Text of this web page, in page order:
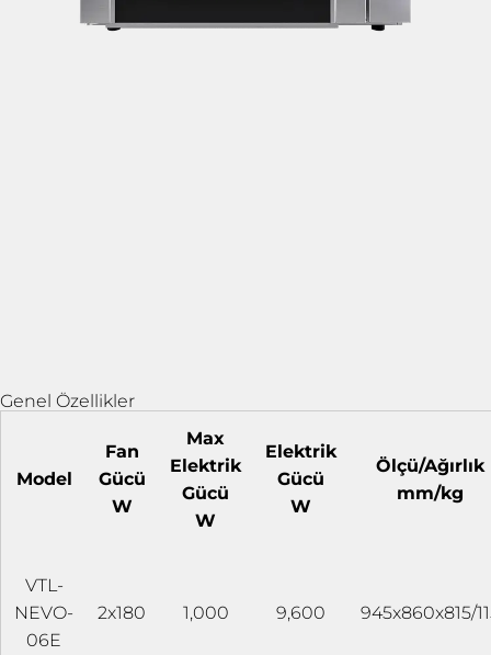
Genel Özellikler
Model
Fan
Gücü
W
Max
Elektrik
Gücü
W
Elektrik
Gücü
W
Ölçü/Ağırlık
mm/kg
VTL-
NEVO-
06E
2x180 1,000 9,600 945x860x815/